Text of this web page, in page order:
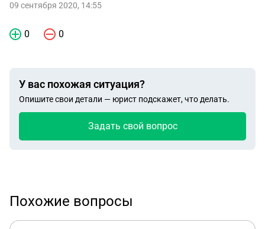
09 сентября 2020, 14:55
0 0
У вас похожая ситуация?
Опишите свои детали — юрист подскажет, что делать.
Задать свой вопрос
Похожие вопросы